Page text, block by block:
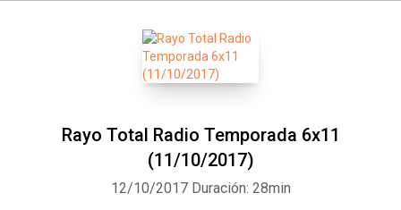
Rayo Total Radio Temporada 6x11
(11/10/2017)
12/10/2017 Duración: 28min